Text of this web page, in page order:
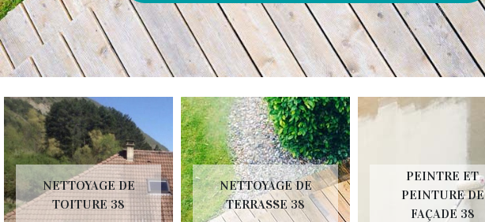
NETTOYAGE DE
TOITURE 38
NETTOYAGE DE
TERRASSE 38
PEINTRE ET
PEINTURE DE
FAÇADE 38